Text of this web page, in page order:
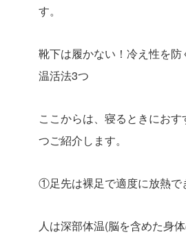
す。
靴下は履かない！冷え性を
温活法3つ
ここからは、寝るときにお
つご紹介します。
①足先は裸足で適度に放熱で
人は深部体温(脳を含めた身